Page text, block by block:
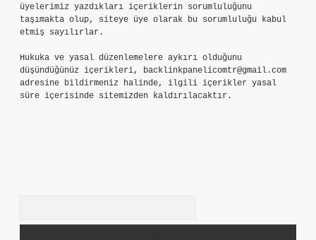
üyelerimiz yazdıkları içeriklerin sorumluluğunu
taşımakta olup, siteye üye olarak bu sorumluluğu kabul
etmiş sayılırlar.
Hukuka ve yasal düzenlemelere aykırı olduğunu
düşündüğünüz içerikleri, backlinkpanelicomtr@gmail.com
adresine bildirmeniz halinde, ilgili içerikler yasal
süre içerisinde sitemizden kaldırılacaktır.